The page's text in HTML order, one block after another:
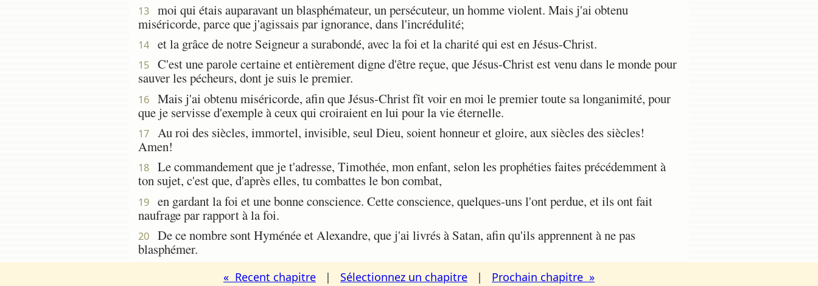
13
moi qui étais auparavant un blasphémateur, un persécuteur, un homme violent. Mais j'ai obtenu
miséricorde, parce que j'agissais par ignorance, dans l'incrédulité;
14 et la grâce de notre Seigneur a surabondé, avec la foi et la charité qui est en Jésus-Christ.
15
C'est une parole certaine et entièrement digne d'être reçue, que Jésus-Christ est venu dans le monde pour
sauver les pécheurs, dont je suis le premier.
16
Mais j'ai obtenu miséricorde, afin que Jésus-Christ fît voir en moi le premier toute sa longanimité, pour
que je servisse d'exemple à ceux qui croiraient en lui pour la vie éternelle.
17
Au roi des siècles, immortel, invisible, seul Dieu, soient honneur et gloire, aux siècles des siècles!
Amen!
18
Le commandement que je t'adresse, Timothée, mon enfant, selon les prophéties faites précédemment à
ton sujet, c'est que, d'après elles, tu combattes le bon combat,
19
en gardant la foi et une bonne conscience. Cette conscience, quelques-uns l'ont perdue, et ils ont fait
naufrage par rapport à la foi.
20
De ce nombre sont Hyménée et Alexandre, que j'ai livrés à Satan, afin qu'ils apprennent à ne pas
blasphémer.
« Recent chapitre | Sélectionnez un chapitre | Prochain chapitre »